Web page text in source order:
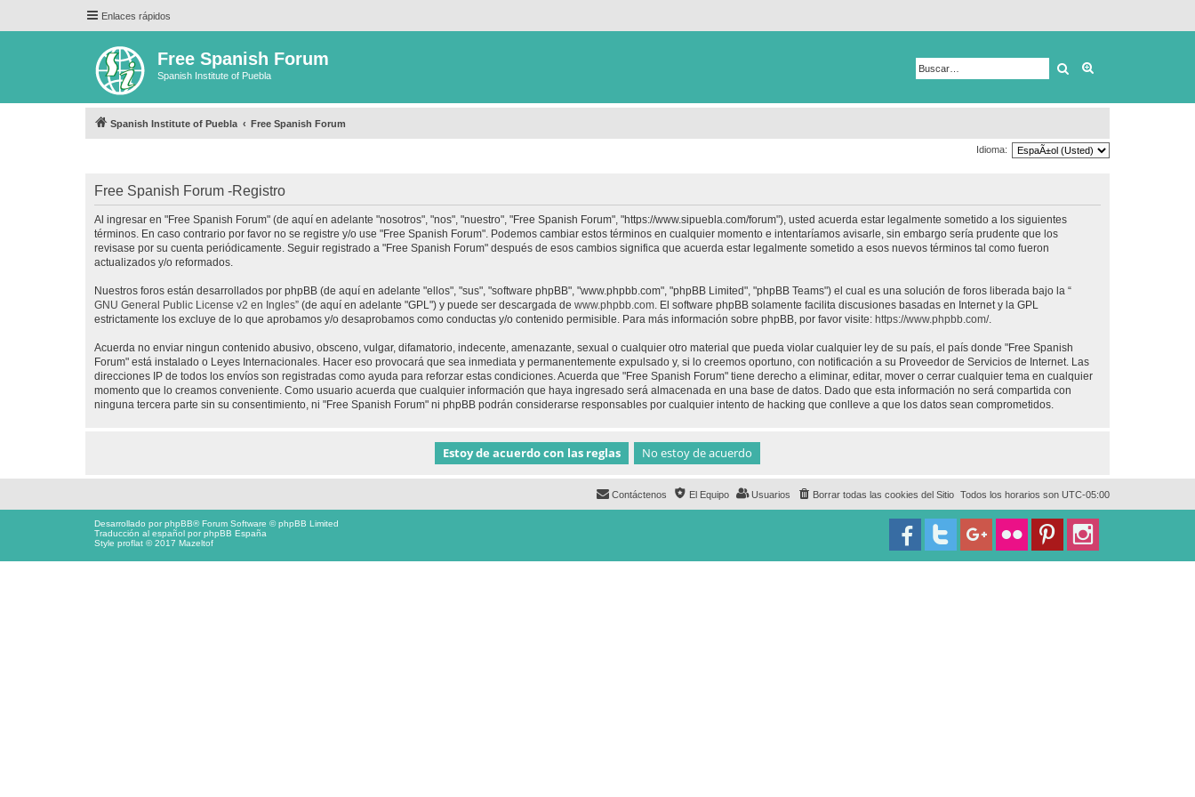
Enlaces rápidos
Free Spanish Forum
Spanish Institute of Puebla Buscar
Spanish Institute of Puebla Free Spanish Forum
Idioma:
Free Spanish Forum -Registro
Al ingresar en "Free Spanish Forum" (de aquí en adelante "nosotros", "nos", "nuestro", "Free Spanish Forum", "https://www.sipuebla.com/forum"), usted acuerda estar legalmente sometido a los siguientes
términos. En caso contrario por favor no se registre y/o use "Free Spanish Forum". Podemos cambiar estos términos en cualquier momento e intentaríamos avisarle, sin embargo sería prudente que los
revisase por su cuenta periódicamente. Seguir registrado a "Free Spanish Forum" después de esos cambios significa que acuerda estar legalmente sometido a esos nuevos términos tal como fueron
actualizados y/o reformados.
Nuestros foros están desarrollados por phpBB (de aquí en adelante "ellos", "sus", "software phpBB", "www.phpbb.com", "phpBB Limited", "phpBB Teams") el cual es una solución de foros liberada bajo la “
GNU General Public License v2 en Ingles” (de aquí en adelante "GPL") y puede ser descargada de www.phpbb.com . El software phpBB solamente facilita discusiones basadas en Internet y la GPL
estrictamente los excluye de lo que aprobamos y/o desaprobamos como conductas y/o contenido permisible. Para más información sobre phpBB, por favor visite: https://www.phpbb.com/.
Acuerda no enviar ningun contenido abusivo, obsceno, vulgar, difamatorio, indecente, amenazante, sexual o cualquier otro material que pueda violar cualquier ley de su país, el país donde "Free Spanish
Forum" está instalado o Leyes Internacionales. Hacer eso provocará que sea inmediata y permanentemente expulsado y, si lo creemos oportuno, con notificación a su Proveedor de Servicios de Internet. Las
direcciones IP de todos los envíos son registradas como ayuda para reforzar estas condiciones. Acuerda que "Free Spanish Forum" tiene derecho a eliminar, editar, mover o cerrar cualquier tema en cualquier
momento que lo creamos conveniente. Como usuario acuerda que cualquier información que haya ingresado será almacenada en una base de datos. Dado que esta información no será compartida con
ninguna tercera parte sin su consentimiento, ni "Free Spanish Forum" ni phpBB podrán considerarse responsables por cualquier intento de hacking que conlleve a que los datos sean comprometidos.
Todos los horarios son UTC-05:00
Borrar todas las cookies del Sitio
Usuarios
El Equipo
Contáctenos
Desarrollado porphpBB® Forum Software © phpBB Limited
Traducción al español porphpBB España
Style proflat © 2017 Mazeltof